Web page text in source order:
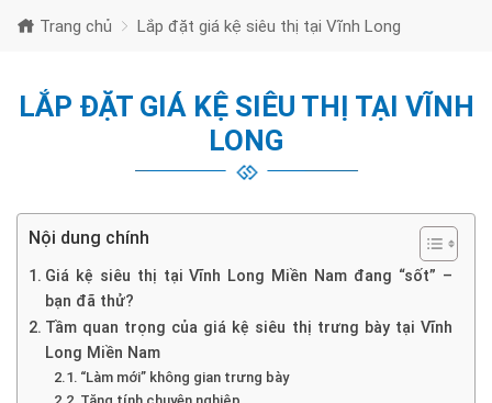
Trang chủ Lắp đặt giá kệ siêu thị tại Vĩnh Long
LẮP ĐẶT GIÁ KỆ SIÊU THỊ TẠI VĨNH
LONG
Nội dung chính
Giá kệ siêu thị tại Vĩnh Long Miền Nam đang “sốt” –
bạn đã thử?
Tầm quan trọng của giá kệ siêu thị trưng bày tại Vĩnh
Long Miền Nam
“Làm mới” không gian trưng bày